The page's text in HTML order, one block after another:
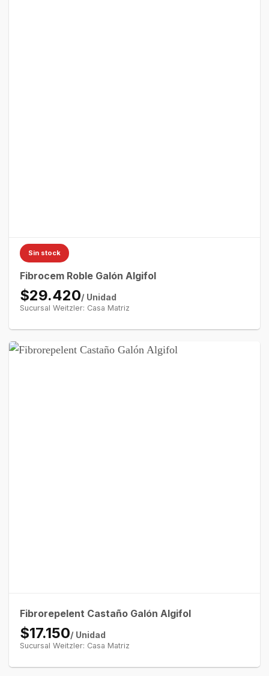
Sin stock
Fibrocem Roble Galón Algifol
$29.420/ Unidad
Sucursal Weitzler: Casa Matriz
Fibrorepelent Castaño Galón Algifol
$17.150/ Unidad
Sucursal Weitzler: Casa Matriz